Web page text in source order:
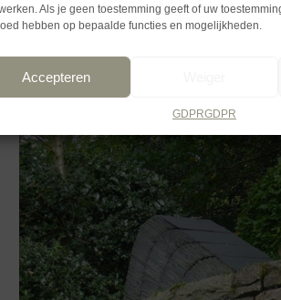
Als je geen toestemming geeft of uw
hebben op bepaalde functies en mogelijkheden.
Accepteren
GDPRGDPR